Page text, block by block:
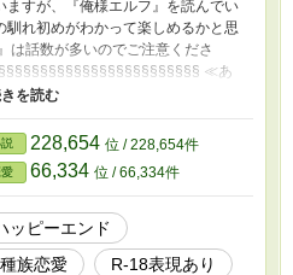
ますが、『俺様エルフ』を読んでい
れ初めがわかって楽しめるかと思
は話数が多いのでご注意くださ
≪あ
ある母、サーヤとハイエルフのエ
それぞれが様々な経験を経て大人に
ンに描いた物語。 もうすぐ16歳に
族や仲間と人里離れた森で何不自
ことから16歳になったら王族、貴
務付けられている王立魔術学園の存
い始める双子。 念願の学園に入
の大人達の影響で、本人達にとっ
”とはいろいろズレていることが
228,654 位 / 228,654件
66,334 位 / 66,334件
ッピーエンド
族恋愛 R-18表現あり